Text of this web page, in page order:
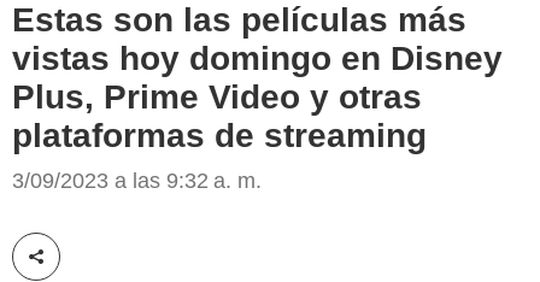
Estas son las películas más
vistas hoy domingo en Disney
Plus, Prime Video y otras
plataformas de streaming
3/09/2023 a las 9:32 a. m.
Compartir esta noticia